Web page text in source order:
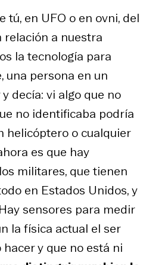
en UFO o en ovni, del
relación a nuestra
la tecnología para
una persona en un
decía: vi algo que no
no identificaba podría
helicóptero o cualquier
es que hay
militares, que tienen
en Estados Unidos, y
sensores para medir
la física actual el ser
y que no está ni